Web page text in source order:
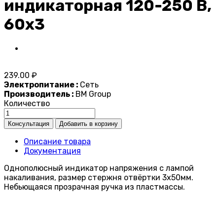
индикаторная 120-250 В,
60x3
239.00 ₽
Электропитание : Сеть
Производитель : BM Group
Количество
Описание товара
Документация
Однополюсный индикатор напряжения с лампой
накаливания, размер стержня отвёртки 3х50мм.
Небьющаяся прозрачная ручка из пластмассы.